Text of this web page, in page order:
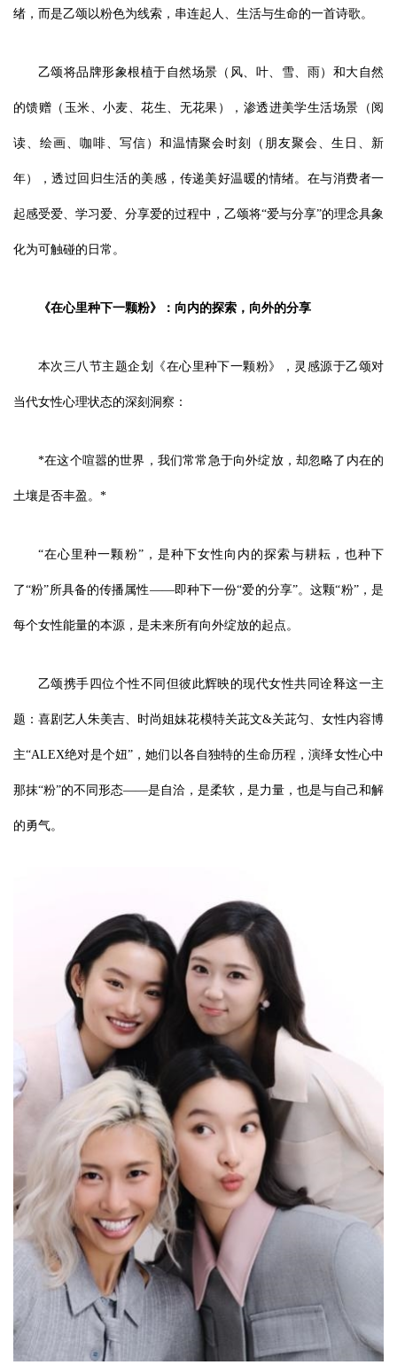
绪，而是乙颂以粉色为线索，串连起人、生活与生命的一首诗歌。
乙颂将品牌形象根植于自然场景（风、叶、雪、雨）和大自然
的馈赠（玉米、小麦、花生、无花果），渗透进美学生活场景（阅
读、绘画、咖啡、写信）和温情聚会时刻（朋友聚会、生日、新
年），透过回归生活的美感，传递美好温暖的情绪。在与消费者一
起感受爱、学习爱、分享爱的过程中，乙颂将“爱与分享”的理念具象
化为可触碰的日常。
《在心里种下一颗粉》：向内的探索，向外的分享
本次三八节主题企划《在心里种下一颗粉》，灵感源于乙颂对
当代女性心理状态的深刻洞察：
*在这个喧嚣的世界，我们常常急于向外绽放，却忽略了内在的
土壤是否丰盈。*
“在心里种一颗粉”，是种下女性向内的探索与耕耘，也种下
了“粉”所具备的传播属性——即种下一份“爱的分享”。这颗“粉”，是
每个女性能量的本源，是未来所有向外绽放的起点。
乙颂携手四位个性不同但彼此辉映的现代女性共同诠释这一主
题：喜剧艺人朱美吉、时尚姐妹花模特关茈文&关茈匀、女性内容博
主“ALEX绝对是个妞”，她们以各自独特的生命历程，演绎女性心中
那抹“粉”的不同形态——是自洽，是柔软，是力量，也是与自己和解
的勇气。